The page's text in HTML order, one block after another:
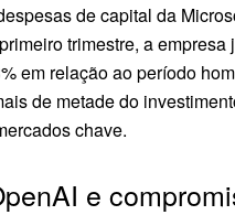
de capital da
trimestre, a
em relação ao período
de metade do
chave.
e